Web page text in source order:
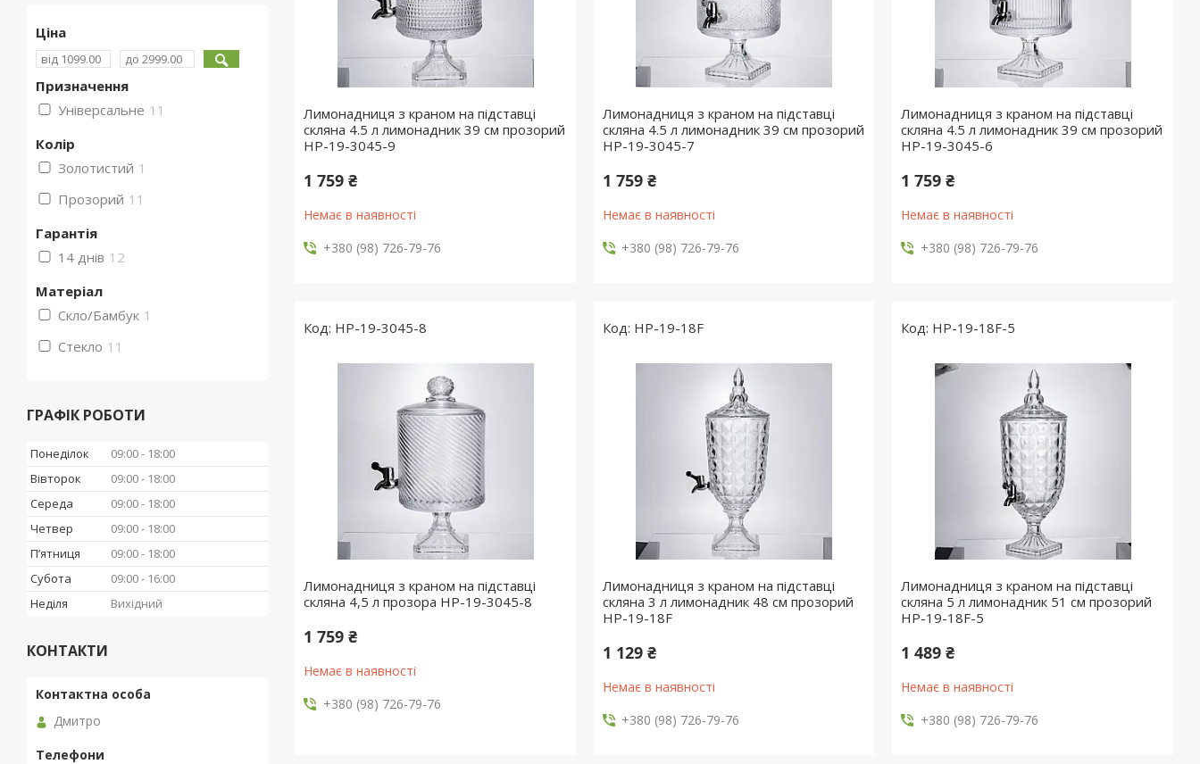
Лимонадниця з краном на підставці
скляна 4.5 л лимонадник 39 см прозорий
HP-19-3045-9
1 759 ₴
Немає в наявності
+380 (98) 726-79-76
Лимонадниця з краном на підставці
скляна 4.5 л лимонадник 39 см прозорий
HP-19-3045-7
1 759 ₴
Немає в наявності
+380 (98) 726-79-76
Лимонадниця з краном на підставці
скляна 4.5 л лимонадник 39 см прозорий
HP-19-3045-6
1 759 ₴
Немає в наявності
+380 (98) 726-79-76
HP-19-3045-8
Лимонадниця з краном на підставці
скляна 4,5 л прозора HP-19-3045-8
1 759 ₴
Немає в наявності
+380 (98) 726-79-76
HP-19-18F
Лимонадниця з краном на підставці
скляна 3 л лимонадник 48 см прозорий
HP-19-18F
1 129 ₴
Немає в наявності
+380 (98) 726-79-76
HP-19-18F-5
Лимонадниця з краном на підставці
скляна 5 л лимонадник 51 см прозорий
HP-19-18F-5
1 489 ₴
Немає в наявності
+380 (98) 726-79-76
Ціна
Призначення
Універсальне 11
Колір
Золотистий 1
Прозорий 11
Гарантія
14 днів 12
Матеріал
Скло/Бамбук 1
Стекло 11
ГРАФІК РОБОТИ
Понеділок 09:00
18:00
Вівторок
09:00
18:00
Середа
09:00
18:00
Четвер
09:00
18:00
Пʼятниця
09:00
18:00
Субота
09:00
16:00
Неділя
Вихідний
КОНТАКТИ
Дмитро